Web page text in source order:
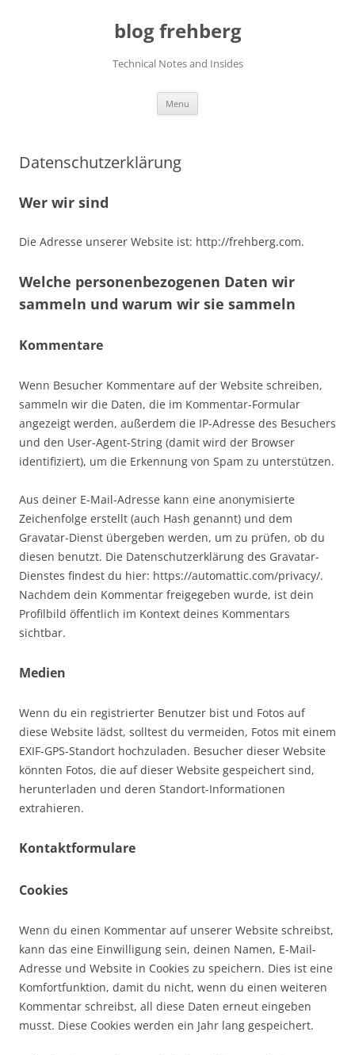
blog frehberg
Technical Notes and Insides
Menu
Datenschutzerklärung
Wer wir sind
Die Adresse unserer Website ist: http://frehberg.com.
Welche personenbezogenen Daten wir
sammeln und warum wir sie sammeln
Kommentare
Wenn Besucher Kommentare auf der Website schreiben,
sammeln wir die Daten, die im Kommentar-Formular
angezeigt werden, außerdem die IP-Adresse des Besuchers
und den User-Agent-String (damit wird der Browser
identifiziert), um die Erkennung von Spam zu unterstützen.
Aus deiner E-Mail-Adresse kann eine anonymisierte
Zeichenfolge erstellt (auch Hash genannt) und dem
Gravatar-Dienst übergeben werden, um zu prüfen, ob du
diesen benutzt. Die Datenschutzerklärung des Gravatar-
Dienstes findest du hier: https://automattic.com/privacy/.
Nachdem dein Kommentar freigegeben wurde, ist dein
Profilbild öffentlich im Kontext deines Kommentars
sichtbar.
Medien
Wenn du ein registrierter Benutzer bist und Fotos auf
diese Website lädst, solltest du vermeiden, Fotos mit einem
EXIF-GPS-Standort hochzuladen. Besucher dieser Website
könnten Fotos, die auf dieser Website gespeichert sind,
herunterladen und deren Standort-Informationen
extrahieren.
Kontaktformulare
Cookies
Wenn du einen Kommentar auf unserer Website schreibst,
kann das eine Einwilligung sein, deinen Namen, E-Mail-
Adresse und Website in Cookies zu speichern. Dies ist eine
Komfortfunktion, damit du nicht, wenn du einen weiteren
Kommentar schreibst, all diese Daten erneut eingeben
musst. Diese Cookies werden ein Jahr lang gespeichert.